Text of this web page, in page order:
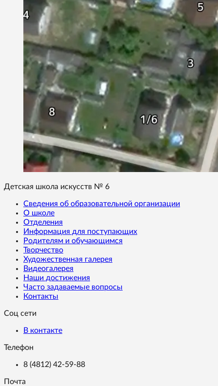
Детская школа искусств № 6
Сведения об образовательной организации
О школе
Отделения
Информация для поступающих
Родителям и обучающимся
Творчество
Художественная галерея
Видеогалерея
Наши достижения
Часто задаваемые вопросы
Контакты
Соц сети
В контакте
Телефон
8 (4812) 42-59-88
Почта